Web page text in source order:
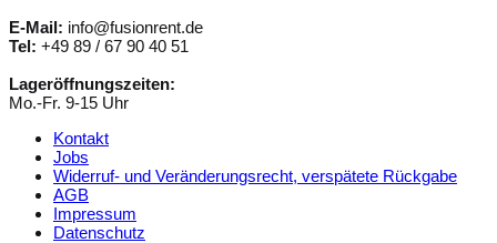
E-Mail: info@fusionrent.de
Tel: +49 89 / 67 90 40 51
Lageröffnungszeiten:
Mo.-Fr. 9-15 Uhr
Kontakt
Jobs
Widerruf- und Veränderungsrecht, verspätete Rückgabe
AGB
Impressum
Datenschutz